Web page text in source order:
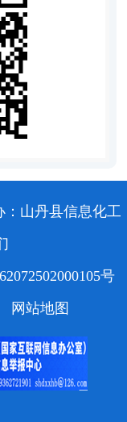
：山丹县信息化工
号
网站地图